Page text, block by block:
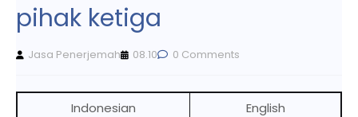
pihak ketiga
Jasa Penerjemah 08.10 0 Comments
Indonesian
English